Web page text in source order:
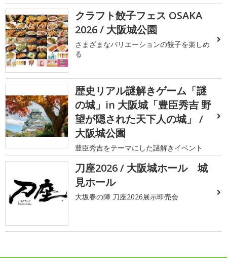
クラフト餃子フェス OSAKA
2026 / 大阪城公園
さまざまなバリエーションの餃子を楽しめ
る
歴史リアル謎解きゲーム「謎
の城」in 大阪城「豊臣秀吉 野
望が隠された天下人の城」 /
大阪城公園
豊臣秀吉をテーマにした謎解きイベント
刀座2026 / 大阪城ホール 城
見ホール
大坂春の陣 刀座2026展示即売会